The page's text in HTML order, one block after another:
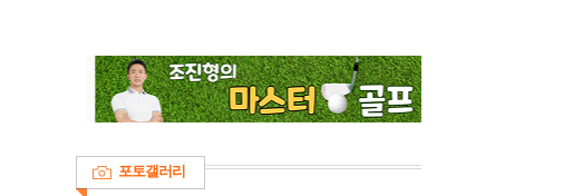
포토갤러리